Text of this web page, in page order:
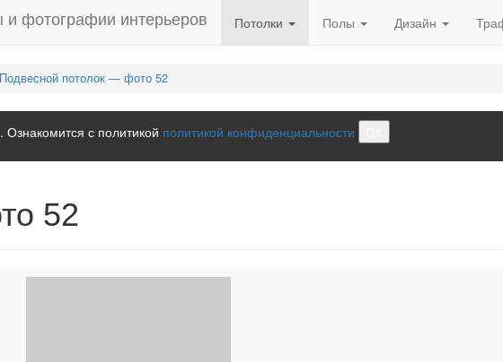
Потолки Полы Дизайн
Подвесной потолок — фото 52
с политикой политикой конфиденциальности
52